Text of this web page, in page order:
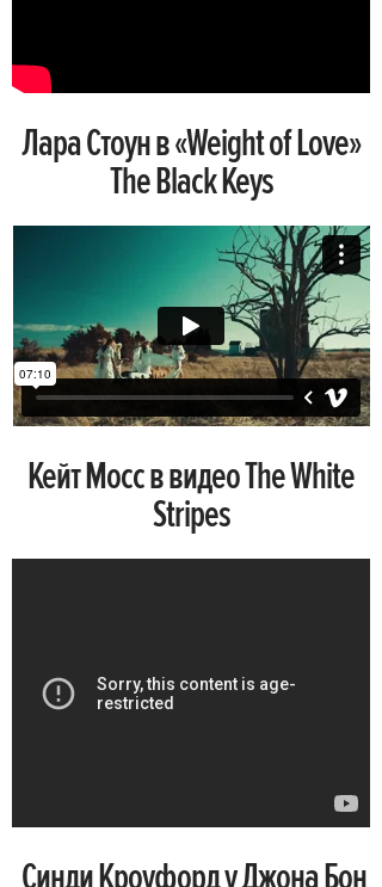
Лара Стоун в «Weight of Love»
The Black Keys
Кейт Мосс в видео The White
Stripes